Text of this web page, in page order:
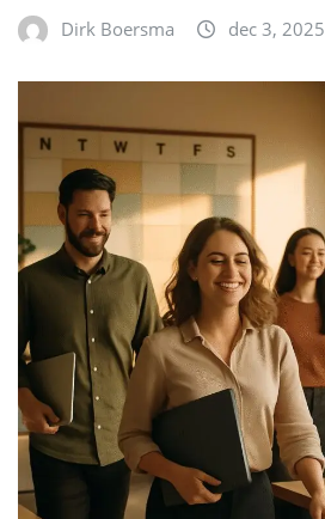
Dirk Boersma dec 3, 2025